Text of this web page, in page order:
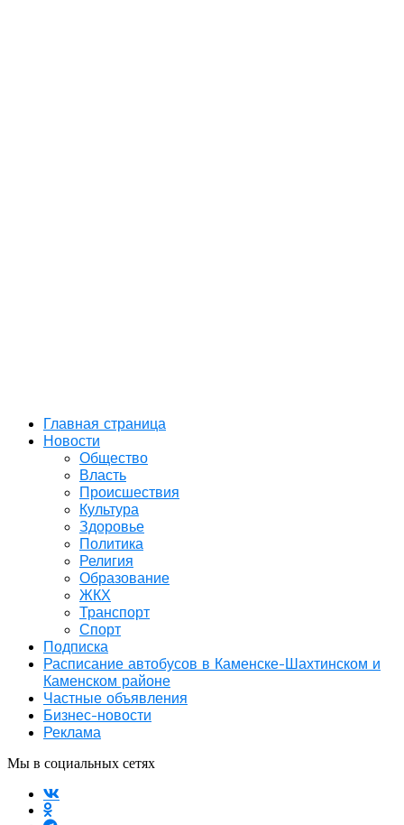
Главная страница
Новости
Общество
Власть
Происшествия
Культура
Здоровье
Политика
Религия
Образование
ЖКХ
Транспорт
Спорт
Подписка
Расписание автобусов в Каменске-Шахтинском и
Каменском районе
Частные объявления
Бизнес-новости
Реклама
Мы в социальных сетях